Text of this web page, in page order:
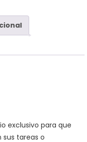
exclusivo para que
sus tareas o